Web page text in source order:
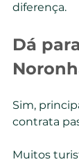
diferença.
Dá
Sim,
contrata
Muitos